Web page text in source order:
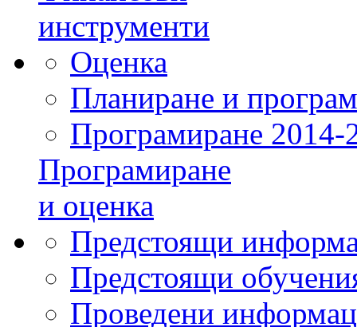
инструменти
Оценка
Планиране и
Програмиране 2014-
Програмиране
и оценка
Предстоящи
Предстоящи
Проведени